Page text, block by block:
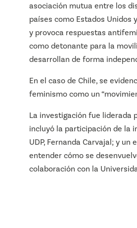
asociación mutua entre los
países como Estados
y provoca respuestas
como detonante para la
desarrollan de forma
En el caso de Chile, se
feminismo como un
La investigación fue liderada
incluyó la participación de la
UDP, Fernanda Carvajal; y un
entender cómo se
colaboración con la